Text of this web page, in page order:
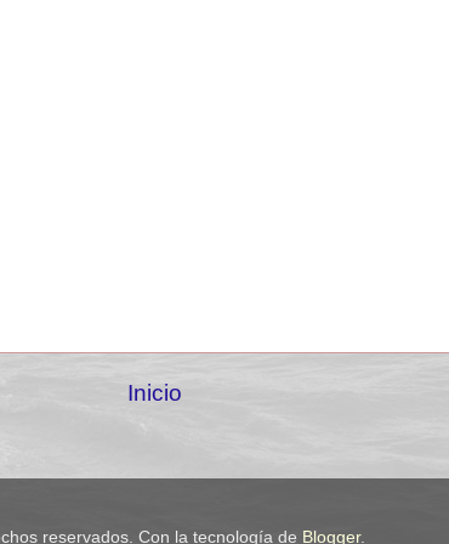
Inicio
reservados. Con la tecnología de Blogger.